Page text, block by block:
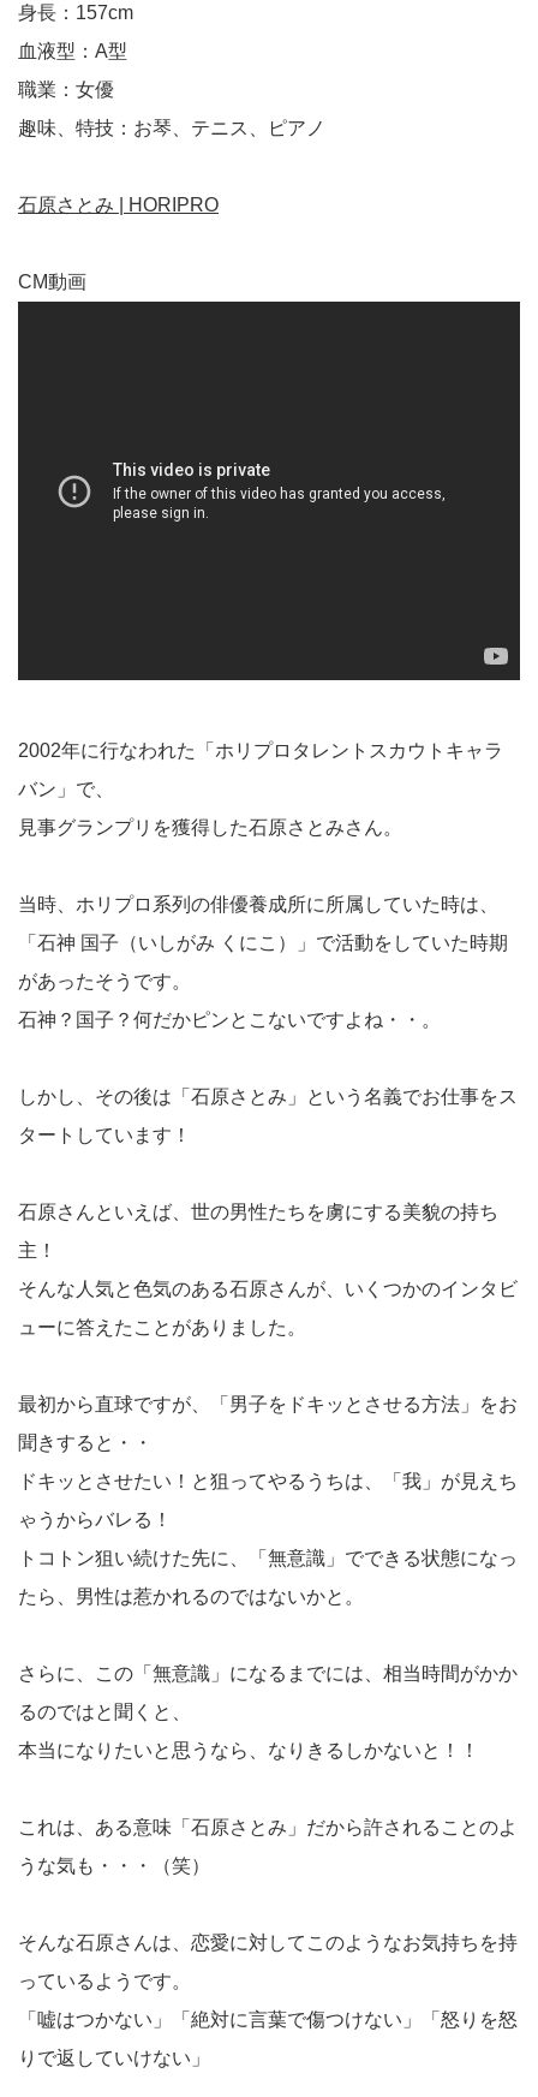
身長：157cm
血液型：A型
職業：女優
趣味、特技：お琴、テニス、ピアノ
石原さとみ | HORIPRO
CM動画
2002年に行なわれた「ホリプロタレントスカウトキャラ
バン」で、
見事グランプリを獲得した石原さとみさん。
当時、ホリプロ系列の俳優養成所に所属していた時は、
「石神 国子（いしがみ くにこ）」で活動をしていた時期
があったそうです。
石神？国子？何だかピンとこないですよね・・。
しかし、その後は「石原さとみ」という名義でお仕事をス
タートしています！
石原さんといえば、世の男性たちを虜にする美貌の持ち
主！
そんな人気と色気のある石原さんが、いくつかのインタビ
ューに答えたことがありました。
最初から直球ですが、「男子をドキッとさせる方法」をお
聞きすると・・
ドキッとさせたい！と狙ってやるうちは、「我」が見えち
ゃうからバレる！
トコトン狙い続けた先に、「無意識」でできる状態になっ
たら、男性は惹かれるのではないかと。
さらに、この「無意識」になるまでには、相当時間がかか
るのではと聞くと、
本当になりたいと思うなら、なりきるしかないと！！
これは、ある意味「石原さとみ」だから許されることのよ
うな気も・・・（笑）
そんな石原さんは、恋愛に対してこのようなお気持ちを持
っているようです。
「嘘はつかない」「絶対に言葉で傷つけない」「怒りを怒
りで返していけない」